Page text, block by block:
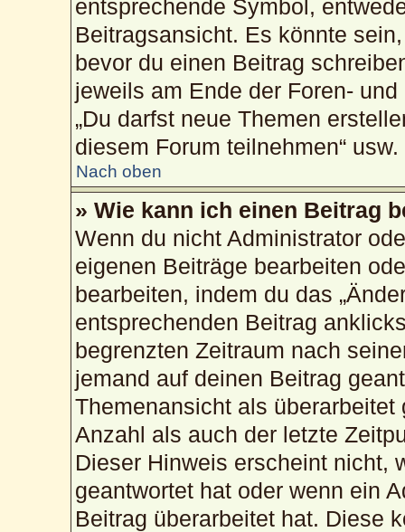
entsprechende Symbol,
Beitragsansicht. Es könnte
bevor du einen Beitrag
jeweils am Ende der Foren-
„Du darfst neue Themen
diesem Forum teilnehmen“ usw.
Nach oben
» Wie kann ich einen Beitrag
Wenn du nicht Administrator
eigenen Beiträge bearbeiten
bearbeiten, indem du das
entsprechenden Beitrag
begrenzten Zeitraum nach
jemand auf deinen Beitrag
Themenansicht als
Anzahl als auch der letzte
Dieser Hinweis erscheint nicht,
geantwortet hat oder wenn ein
Beitrag überarbeitet hat. Diese